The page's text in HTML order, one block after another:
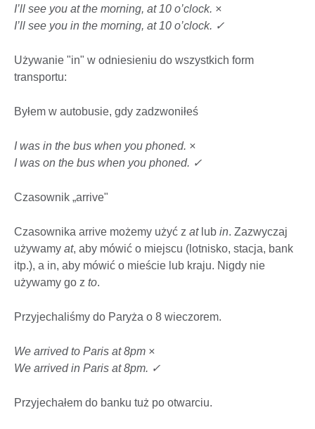
I’ll see you at the morning, at 10 o’clock. ×
I’ll see you in the morning, at 10 o’clock. ✓
Używanie "in" w odniesieniu do wszystkich form
transportu:
Byłem w autobusie, gdy zadzwoniłeś
I was in the bus when you phoned. ×
I was on the bus when you phoned. ✓
Czasownik „arrive"
Czasownika arrive możemy użyć z atlub in. Zazwyczaj
używamy at, aby mówić o miejscu (lotnisko, stacja, bank
itp.), a in, aby mówić o mieście lub kraju. Nigdy nie
używamy go z to.
Przyjechaliśmy do Paryża o 8 wieczorem.
We arrived to Paris at 8pm ×
We arrived in Paris at 8pm. ✓
Przyjechałem do banku tuż po otwarciu.